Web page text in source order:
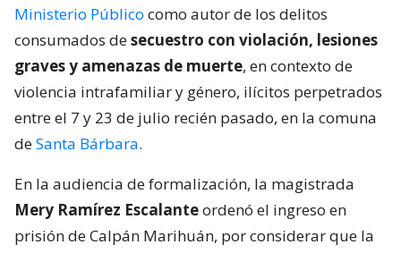
Ministerio Público como autor de los delitos
consumados desecuestro con violación, lesiones
graves y amenazas de muerte, en contexto de
violencia intrafamiliar y género, ilícitos perpetrados
entre el 7 y 23 de julio recién pasado, en la comuna
deSanta Bárbara.
En la audiencia de formalización, la magistrada
Mery Ramírez Escalanteordenó el ingreso en
prisión de Calpán Marihuán, por considerar que la